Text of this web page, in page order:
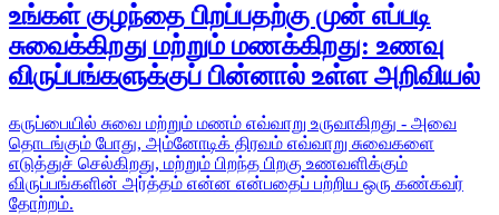
உங்கள் குழந்தை பிறப்பதற்கு முன் எப்படி
சுவைக்கிறது மற்றும் மணக்கிறது: உணவு
விருப்பங்களுக்குப் பின்னால் உள்ள அறிவியல்
கருப்பையில் சுவை மற்றும் மணம் எவ்வாறு உருவாகிறது - அவை
தொடங்கும் போது, ​​அம்னோடிக் திரவம் எவ்வாறு சுவைகளை
எடுத்துச் செல்கிறது, மற்றும் பிறந்த பிறகு உணவளிக்கும்
விருப்பங்களின் அர்த்தம் என்ன என்பதைப் பற்றிய ஒரு கண்கவர்
தோற்றம்.